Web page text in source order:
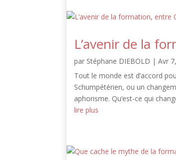
L’avenir de la
par Stéphane DIEBOLD |Avr
Tout le monde est d’accord
Schumpétérien, ou un
aphorisme. Qu’est-ce qui
lire plus